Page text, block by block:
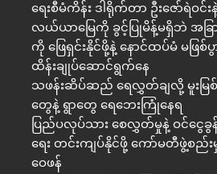
ရေးစီမံကိန်း ဒါရိုက်တာ ဦးဇော်ရဲဝင်
လယ်ယာမြေကို ခွင့်ပြုမိန့်မရှိဘဲ အခြာ
ကို ဖြေရှင်းနိုင်ဖို့နဲ့ နောင်ထပ်မံ မဖြ
ထိန်းချုပ်ဆောင်ရွက်နေ
သဖန်းဆိပ်ဆည် ရေလွှတ်ချလို့ မူးမြစ်
တွေနဲ့ ရွာတွေ ရေဘေးကြုံနေရ
ပြည်ပလုပ်သား စေလွှတ်မှုနဲ့ ဝင်ငွေခွန်
ရေး တင်းကျပ်နိုင်ဖို့ ကော်မတီဖွဲ့စည်
ဝေဖန်